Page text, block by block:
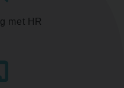
met HR